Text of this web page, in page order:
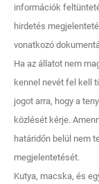
információk
hirdetés
vonatkozó
Ha az állatot nem
kennel nevét fel kell
jogot arra, hogy a
közlését kérje.
határidőn belül nem
megjelentetését.
Kutya, macska, és